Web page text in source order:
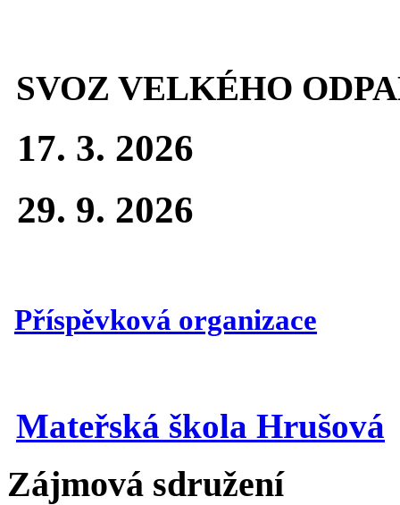
SVOZ VELKÉHO
17. 3. 2026
29. 9. 2026
Příspěvková organizace
Mateřská škola Hrušová
Zájmová sdružení